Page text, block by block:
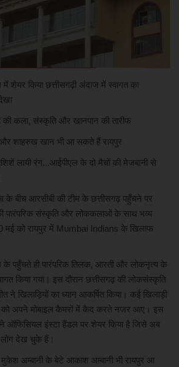
शेयर किया छत्तीसगढ़ी अंदाज में स्वागत का
की कला, संस्कृति और खानपान की तारीफ
शाहरुख खान भी आ सकते हैं रायपुर
लायी रंग...आईपीएल के दो मैचों की मेजबानी से
के बीच आरसीबी की टीम के छत्तीसगढ़ पहुँचने पर
पारंपरिक संस्कृति और लोककलाओं के साथ भव्य
मई को रायपुर में Mumbai Indians के खिलाफ
के पहुँचते ही पारंपरिक तिलक, आरती और लोकनृत्य के
किया गया। इस दौरान छत्तीसगढ़ की लोकसंस्कृति
ने खिलाड़ियों का ध्यान आकर्षित किया। कई खिलाड़ी
को अपने मोबाइल कैमरों में कैद करते नजर आए। इस
ऑफिसियल इंस्टा हैंडल पर शेयर किया है जिसे अब
देख चुके हैं।
अम्बानी के बेटे आकाश अम्बानी भी रायपुर आ